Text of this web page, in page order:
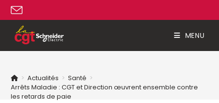
MENU
> Actualités > Santé >
Arrêts Maladie : CGT et Direction œuvrent ensemble contre
les retards de paie